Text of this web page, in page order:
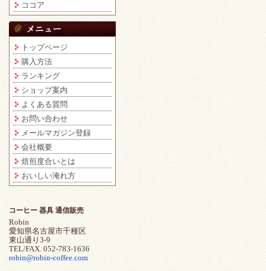
ココア
トップページ
購入方法
ランキング
ショップ案内
よくある質問
お問い合わせ
メールマガジン登録
会社概要
焙煎度合いとは
おいしい淹れ方
コーヒー 器具 通信販売
Robin
愛知県名古屋市千種区
東山通り3-9
TEL/FAX. 052-783-1636
robin@robin-coffee.com